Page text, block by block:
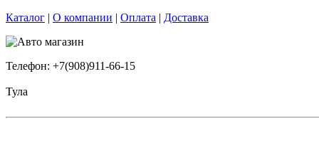
Каталог | О компании | Оплата | Доставка
Телефон: +7(908)911-66-15
Тула